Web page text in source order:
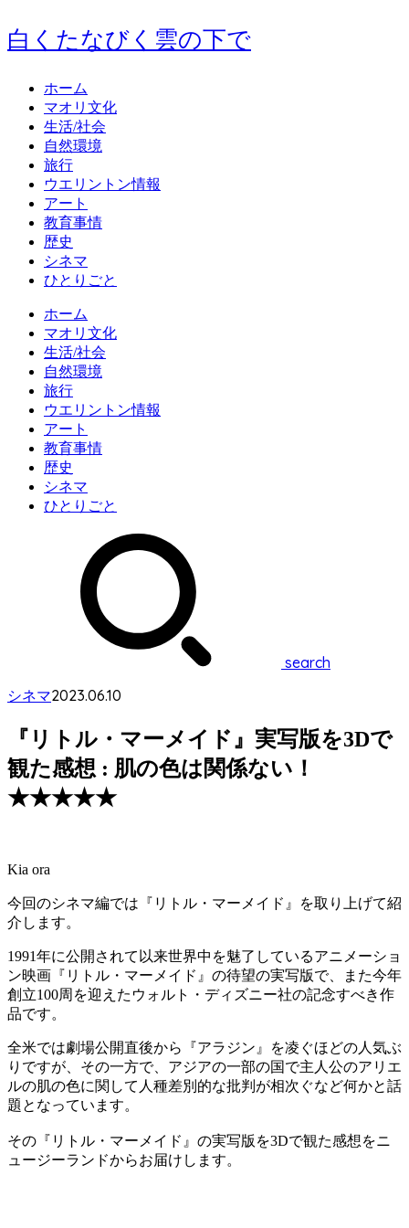
白くたなびく雲の下で
ホーム
マオリ文化
生活/社会
自然環境
旅行
ウエリントン情報
アート
教育事情
歴史
シネマ
ひとりごと
ホーム
マオリ文化
生活/社会
自然環境
旅行
ウエリントン情報
アート
教育事情
歴史
シネマ
ひとりごと
search
シネマ2023.06.10
『リトル・マーメイド』実写版を3Dで
観た感想 : 肌の色は関係ない！
★★★★★
Kia ora
今回のシネマ編では『リトル・マーメイド』を取り上げて紹
介します。
1991年に公開されて以来世界中を魅了しているアニメーショ
ン映画『リトル・マーメイド』の待望の実写版で、また今年
創立100周を迎えたウォルト・ディズニー社の記念すべき作
品です。
全米では劇場公開直後から『アラジン』を凌ぐほどの人気ぶ
りですが、その一方で、アジアの一部の国で主人公のアリエ
ルの肌の色に関して人種差別的な批判が相次ぐなど何かと話
題となっています。
その『リトル・マーメイド』の実写版を3Dで観た感想をニ
ュージーランドからお届けします。